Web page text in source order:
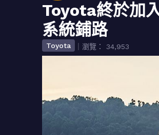
Toyota終於加
系統鋪路
Toyota ｜瀏覽： 34,953